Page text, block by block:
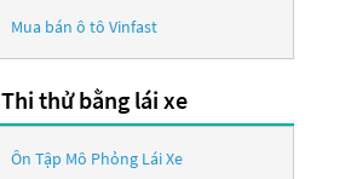
Mua bán ô tô Vinfast
Thi thử bằng lái xe
Ôn Tập Mô Phỏng Lái Xe